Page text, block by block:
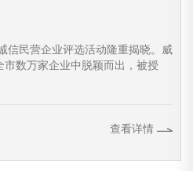
民营企业评选活动隆重揭晓。威
数万家企业中脱颖而出，被授
查看详情